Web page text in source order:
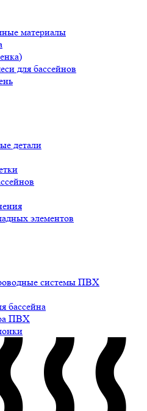
материалы
для бассейнов
детали
элементов
системы ПВХ
бассейна
ПВХ